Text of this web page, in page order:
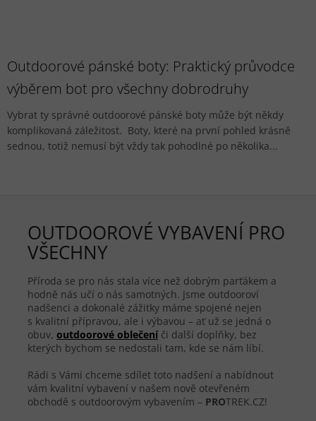
Outdoorové pánské boty: Praktický průvodce
výběrem bot pro všechny dobrodruhy
Vybrat ty správné outdoorové pánské boty může být někdy
komplikovaná záležitost. Boty, které na první pohled krásně
sednou, totiž nemusí být vždy tak pohodlné po několika...
OUTDOOROVÉ VYBAVENÍ PRO
VŠECHNY
Příroda se pro nás stala více než dobrým parťákem a
hodně nás učí o nás samotných. Jsme outdooroví
nadšenci a dokonalé zážitky máme spojené nejen
s kvalitní přípravou, ale i výbavou – ať už se jedná o
obuv, outdoorové oblečeníči další doplňky, bez
kterých bychom se nedostali tam, kde se nám líbí.
Rádi s Vámi chceme sdílet toto nadšení a nabídnout
vám kvalitní vybavení v našem nově otevřeném
obchodě s outdoorovým vybavením – PROTREK.CZ!